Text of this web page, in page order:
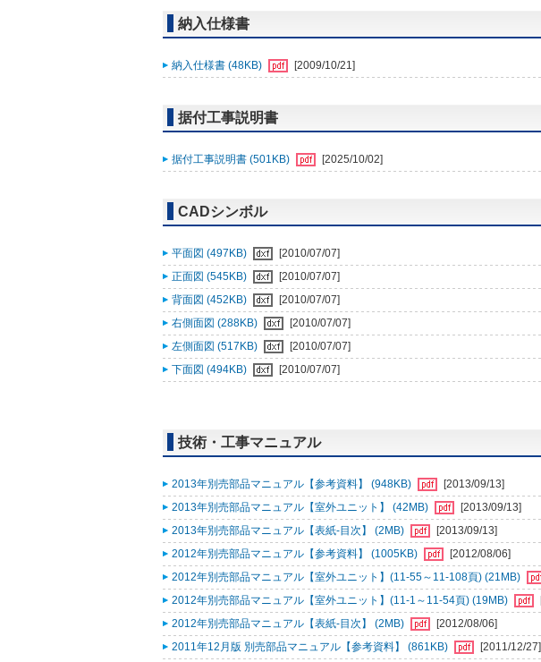
納入仕様書
納入仕様書 (48KB) [2009/10/21]
据付工事説明書
据付工事説明書 (501KB) [2025/10/02]
CADシンボル
平面図 (497KB)
[2010/07/07]
正面図 (545KB)
[2010/07/07]
背面図 (452KB)
[2010/07/07]
右側面図 (288KB)
[2010/07/07]
左側面図 (517KB)
[2010/07/07]
下面図 (494KB)
[2010/07/07]
技術・工事マニュアル
2013年別売部品マニュアル【参考資料】 (948KB)
[2013/09/13]
2013年別売部品マニュアル【室外ユニット】 (42MB)
[2013/09/13]
2013年別売部品マニュアル【表紙-目次】 (2MB)
[2013/09/13]
2012年別売部品マニュアル【参考資料】 (1005KB)
[2012/08/06]
2012年別売部品マニュアル【室外ユニット】(11-55～11-108頁) (21MB)
2012年別売部品マニュアル【室外ユニット】(11-1～11-54頁) (19MB)
2012年別売部品マニュアル【表紙-目次】 (2MB)
[2012/08/06]
2011年12月版 別売部品マニュアル【参考資料】 (861KB)
[2011/12/27]